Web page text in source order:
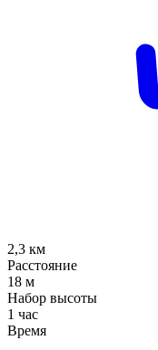
2,3 км
Расстояние
18 м
Набор высоты
1 час
Время